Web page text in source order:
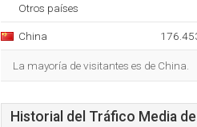
Otros países
China
La mayoría de visitantes es de China.
Historial del Tráfico Media